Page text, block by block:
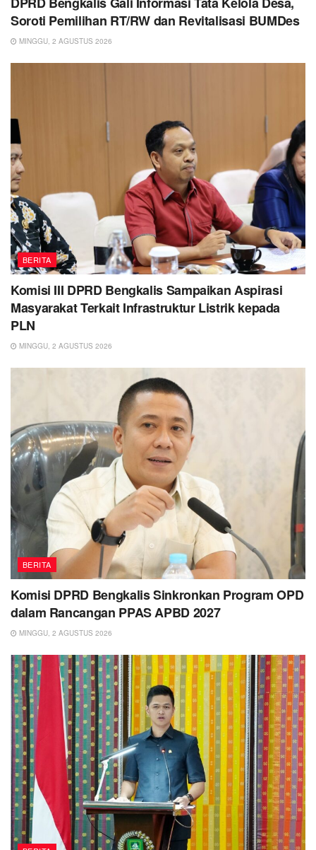
Soroti Pemilihan RT/RW dan Revitalisasi BUMDes
MINGGU, 2 AGUSTUS 2026
BERITA
Komisi III DPRD Bengkalis Sampaikan Aspirasi
Masyarakat Terkait Infrastruktur Listrik kepada
PLN
MINGGU, 2 AGUSTUS 2026
BERITA
Komisi DPRD Bengkalis Sinkronkan Program OPD
dalam Rancangan PPAS APBD 2027
MINGGU, 2 AGUSTUS 2026